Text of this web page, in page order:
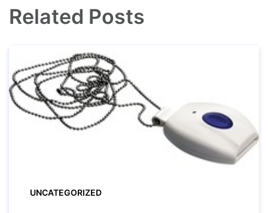
Related Posts
UNCATEGORIZED